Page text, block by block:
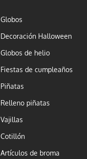
Globos
Decoración Halloween
Globos de helio
Fiestas de cumpleaños
Piñatas
Relleno piñatas
Vajillas
Cotillón
Artículos de broma